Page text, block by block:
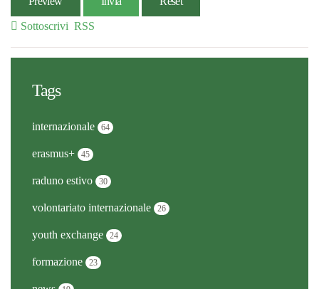
Sottoscrivi RSS
Tags
internazionale 64
erasmus+ 45
raduno estivo 30
volontariato internazionale 26
youth exchange 24
formazione 23